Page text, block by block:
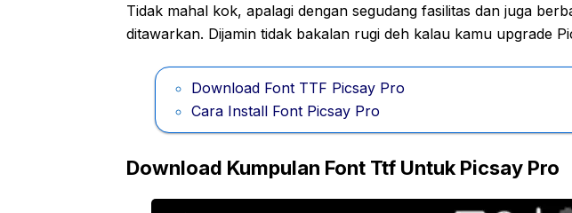
Tidak mahal kok, apalagi dengan segudang fasilitas dan juga
ditawarkan. Dijamin tidak bakalan rugi deh kalau kamu upgrade
Download Font TTF Picsay Pro
Cara Install Font Picsay Pro
Download Kumpulan Font Ttf Untuk Picsay Pro